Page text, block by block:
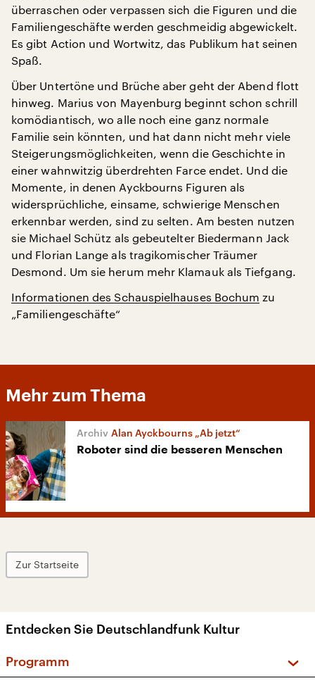
überraschen oder verpassen sich die Figuren und die
Familiengeschäfte werden geschmeidig abgewickelt.
Es gibt Action und Wortwitz, das Publikum hat seinen
Spaß.
Über Untertöne und Brüche aber geht der Abend flott
hinweg. Marius von Mayenburg beginnt schon schrill
komödiantisch, wo alle noch eine ganz normale
Familie sein könnten, und hat dann nicht mehr viele
Steigerungsmöglichkeiten, wenn die Geschichte in
einer wahnwitzig überdrehten Farce endet. Und die
Momente, in denen Ayckbourns Figuren als
widersprüchliche, einsame, schwierige Menschen
erkennbar werden, sind zu selten. Am besten nutzen
sie Michael Schütz als gebeutelter Biedermann Jack
und Florian Lange als tragikomischer Träumer
Desmond. Um sie herum mehr Klamauk als Tiefgang.
Informationen des Schauspielhauses Bochum zu
„Familiengeschäfte“
Mehr zum Thema
Alan Ayckbourns „Ab jetzt“
Roboter sind die besseren Menschen
Zur Startseite
Entdecken Sie Deutschlandfunk Kultur
Programm